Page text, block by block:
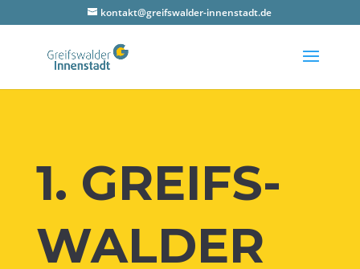
kontakt@greifswalder-innenstadt.de
1. GREIFS­
WAL­DER